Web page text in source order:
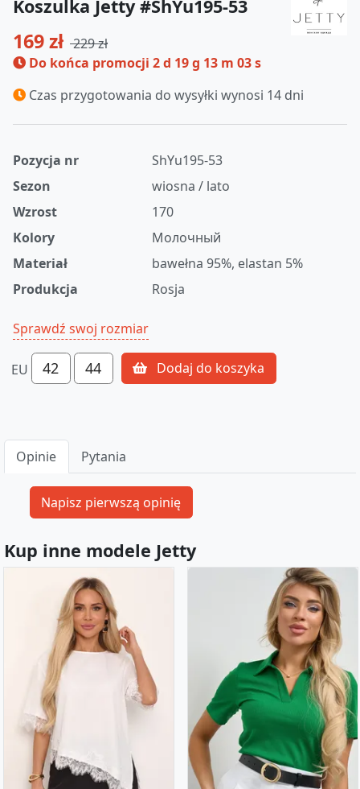
Koszulka Jetty #ShYu195-53
169 zł 229 zł
Do końca promocji 2 d 19 g 13 m 03 s
Czas przygotowania do wysyłki wynosi 14 dni
Pozycja nr
ShYu195-53
Sezon
wiosna / lato
Wzrost
170
Kolory
Молочный
Materiał
bawełna 95%, elastan 5%
Produkcja
Rosja
Sprawdź swoj rozmiar
EU 42 44 Dodaj do koszyka
Opinie Pytania
Kup inne modele Jetty